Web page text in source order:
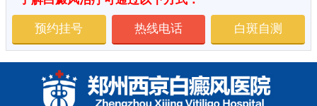
预约挂号 热线电话 白斑自测